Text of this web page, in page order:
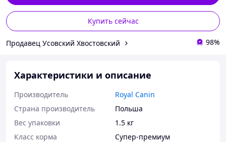
Купить сейчас
Продавец Усовский Хвостовский 98%
Характеристики и описание
Производитель
Royal Canin
Страна производитель
Польша
Вес упаковки
1.5 кг
Класс корма
Супер-премиум